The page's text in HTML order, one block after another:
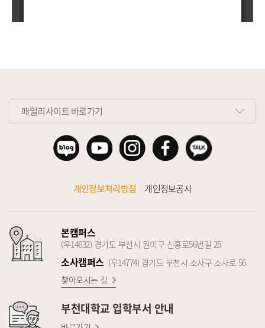
패밀리사이트 바로가기
개인정보처리방침 개인정보공시
본캠퍼스
(우14632) 경기도 부천시 원미구 신흥로56번길 25
소사캠퍼스 (우14774) 경기도 부천시 소사구 소사로 56
찾아오시는 길
부천대학교 입학부서 안내